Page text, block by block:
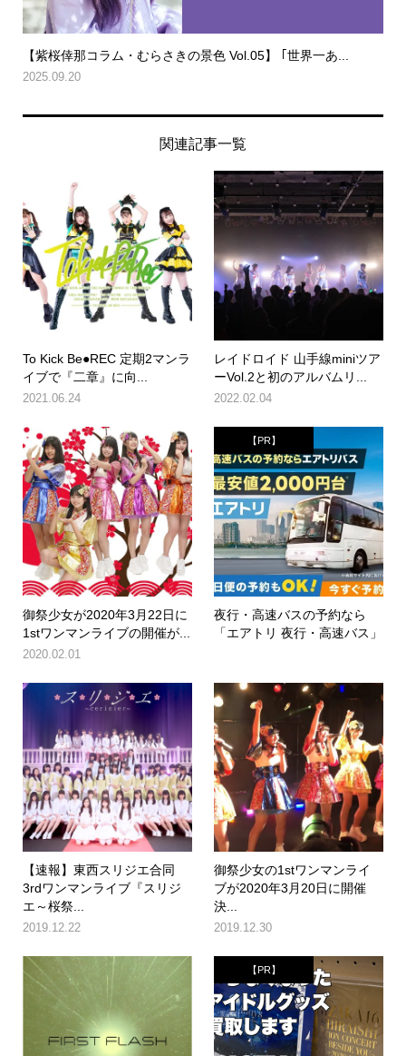
【紫桜倖那コラム・むらさきの景色 Vol.05】 ｢世界一あ...
2025.09.20
関連記事一覧
To Kick Be●REC 定期2マンラ
イブで『二章』に向...
2021.06.24
レイドロイド 山手線miniツア
ーVol.2と初のアルバムリ...
2022.02.04
御祭少女が2020年3月22日に
1stワンマンライブの開催が...
2020.02.01
【PR】
夜行・高速バスの予約なら
「エアトリ 夜行・高速バス」
【速報】東西スリジエ合同
3rdワンマンライブ『スリジ
エ～桜祭...
2019.12.22
御祭少女の1stワンマンライ
ブが2020年3月20日に開催
決...
2019.12.30
【PR】